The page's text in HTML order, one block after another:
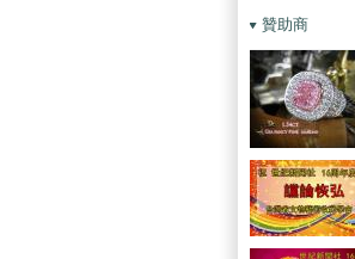
贊助商